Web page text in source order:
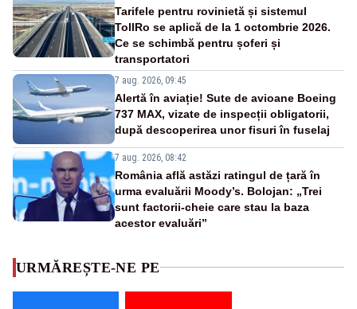
Tarifele pentru rovinietă și sistemul
TollRo se aplică de la 1 octombrie 2026.
Ce se schimbă pentru șoferi și
transportatori
7 aug. 2026, 09:45
Alertă în aviație! Sute de avioane Boeing
737 MAX, vizate de inspecții obligatorii,
după descoperirea unor fisuri în fuselaj
7 aug. 2026, 08:42
România află astăzi ratingul de țară în
urma evaluării Moody’s. Bolojan: „Trei
sunt factorii-cheie care stau la baza
acestor evaluări”
URMĂREȘTE-NE PE